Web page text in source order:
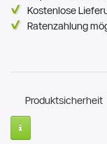
Kostenlose
Ratenzahlung
Produktsicherheit